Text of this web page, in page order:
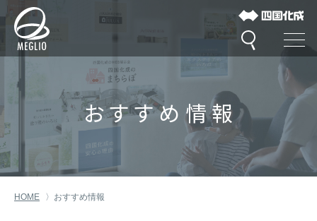
おすすめ情報
HOME おすすめ情報